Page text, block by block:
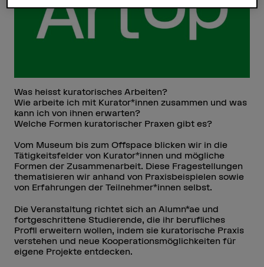
Was heisst kuratorisches Arbeiten?
Wie arbeite ich mit Kurator*innen zusammen und was
kann ich von ihnen erwarten?
Welche Formen kuratorischer Praxen gibt es?
Vom Museum bis zum Offspace blicken wir in die
Tätigkeitsfelder von Kurator*innen und mögliche
Formen der Zusammenarbeit. Diese Fragestellungen
thematisieren wir anhand von Praxisbeispielen sowie
von Erfahrungen der Teilnehmer*innen selbst.
Die Veranstaltung richtet sich an Alumn*ae und
fortgeschrittene Studierende, die ihr berufliches
Profil erweitern wollen, indem sie kuratorische Praxis
verstehen und neue Kooperationsmöglichkeiten für
eigene Projekte entdecken.